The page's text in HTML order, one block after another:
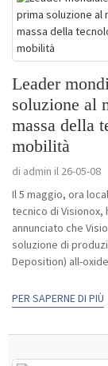
Leader
soluzione al
massa della
mobilità
di admin il 26-05-08
Il 5 maggio, ora
tecnico di Visionox,
annunciato che
soluzione di
Deposition) all-
PER SAPERNE DI PIÙ